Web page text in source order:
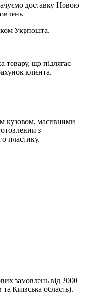
доставку Новою
Укрпошта.
товару, що підлягає
клієнта.
кузовом, масивними
з
пластику.
замовлень від 2000
Київська область).